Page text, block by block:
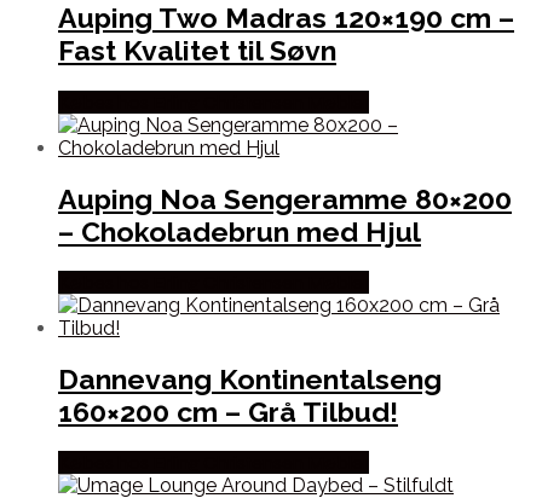
Auping Two Madras 120×190 cm –
Fast Kvalitet til Søvn
Auping Noa Sengeramme 80×200
– Chokoladebrun med Hjul
Dannevang Kontinentalseng
160×200 cm – Grå Tilbud!